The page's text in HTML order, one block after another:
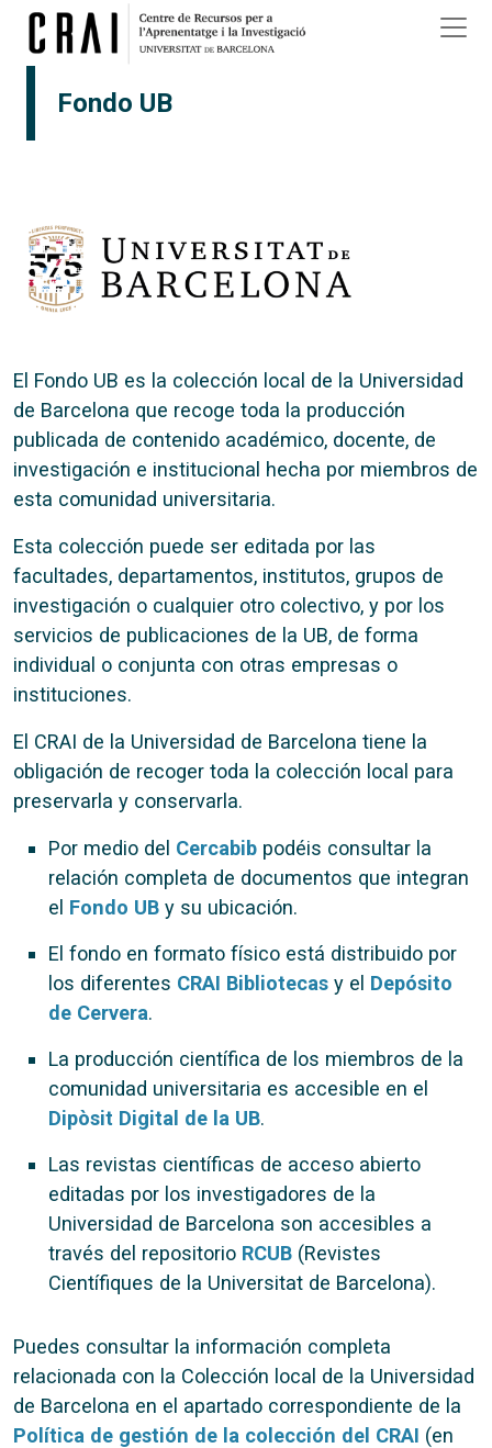
Pasar al contenido principal
Fondo UB
El Fondo UB es la colección local de la Universidad
de Barcelona que recoge toda la producción
publicada de contenido académico, docente, de
investigación e institucional hecha por miembros de
esta comunidad universitaria.
Esta colección puede ser editada por las
facultades, departamentos, institutos, grupos de
investigación o cualquier otro colectivo, y por los
servicios de publicaciones de la UB, de forma
individual o conjunta con otras empresas o
instituciones.
El CRAI de la Universidad de Barcelona tiene la
obligación de recoger toda la colección local para
preservarla y conservarla.
Por medio del Cercabib podéis consultar la
relación completa de documentos que integran
el Fondo UB y su ubicación.
El fondo en formato físico está distribuido por
los diferentes CRAI Bibliotecas y el Depósito
de Cervera.
La producción científica de los miembros de la
comunidad universitaria es accesible en el
Dipòsit Digital de la UB.
Las revistas científicas de acceso abierto
editadas por los investigadores de la
Universidad de Barcelona son accesibles a
través del repositorio RCUB (Revistes
Científiques de la Universitat de Barcelona).
Puedes consultar la información completa
relacionada con la Colección local de la Universidad
de Barcelona en el apartado correspondiente de la
Política de gestión de la colección del CRAI (en